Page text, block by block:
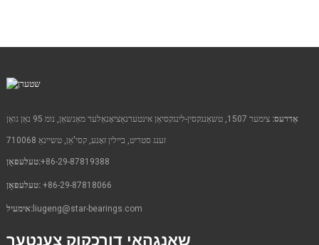
אַדרעס: צימער 1507, טשאַנגקסין-לינגקסיאַן אינטערנאַציאָנאַלער מאַנשאַן, נומ 95 נאַן גואַן
זענג סטריט, ביילין זאָנע, קסי'אַן, טשיינאַ 710068
טעלעפאָן:+86-29-87819388
טעלעפאָן: +86-29-87818066
אימעיל:liugeng@star-bearings.com
שאַנגהאַי דורכקוק צענטער